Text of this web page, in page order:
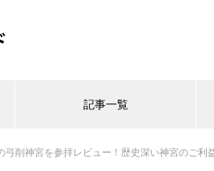
記事一覧
弓削神宮を参拝レビュー！歴史深い神宮のご利